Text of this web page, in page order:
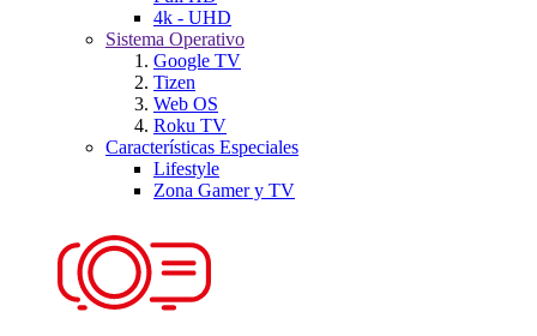
4k - UHD
Sistema Operativo
Google TV
Tizen
Web OS
Roku TV
Características Especiales
Lifestyle
Zona Gamer y TV